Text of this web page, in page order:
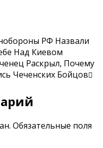
РФ Назвали
Над Киевом
Раскрыл, Почему
Чеченских Бойцов
Обязательные поля